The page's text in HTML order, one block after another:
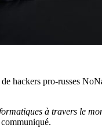
hackers pro-russes
à travers le
communiqué.